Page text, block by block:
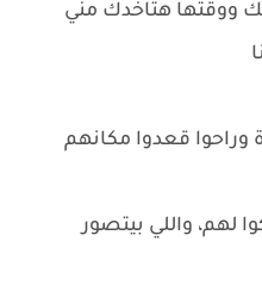
ووقتها هتاخدك مني
وراحوا قعدوا مكانهم
لهم، واللي بيتصور